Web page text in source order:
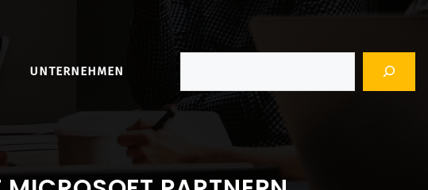
UNTERNEHMEN